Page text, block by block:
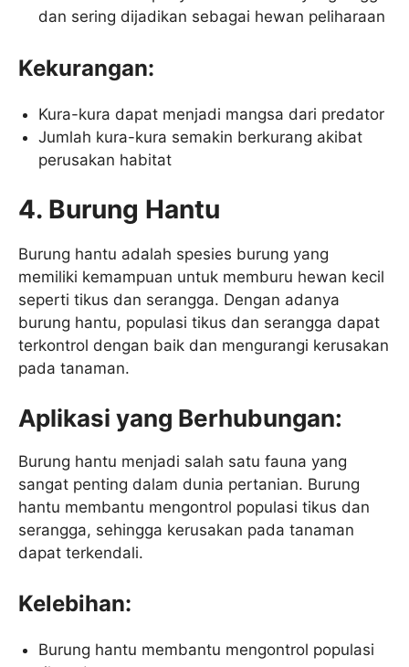
dan sering dijadikan sebagai hewan peliharaan
Kekurangan:
Kura-kura dapat menjadi mangsa dari predator
Jumlah kura-kura semakin berkurang akibat
perusakan habitat
4. Burung Hantu
Burung hantu adalah spesies burung yang
memiliki kemampuan untuk memburu hewan kecil
seperti tikus dan serangga. Dengan adanya
burung hantu, populasi tikus dan serangga dapat
terkontrol dengan baik dan mengurangi kerusakan
pada tanaman.
Aplikasi yang Berhubungan:
Burung hantu menjadi salah satu fauna yang
sangat penting dalam dunia pertanian. Burung
hantu membantu mengontrol populasi tikus dan
serangga, sehingga kerusakan pada tanaman
dapat terkendali.
Kelebihan:
Burung hantu membantu mengontrol populasi